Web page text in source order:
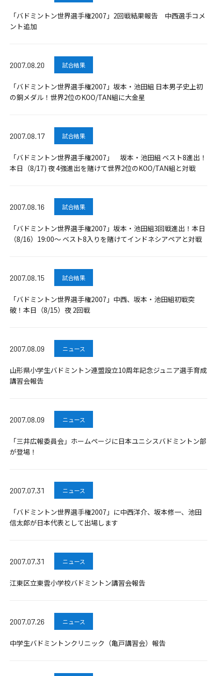
「バドミントン世界選手権2007」2回戦結果報告 中西選手コメ
ント追加
2007.08.20 試合結果
「バドミントン世界選手権2007」坂本・池田組 日本男子史上初
の銅メダル！世界2位のKOO/TAN組に大金星
2007.08.17 試合結果
「バドミントン世界選手権2007」 坂本・池田組 ベスト8進出！
本日（8/17) 夜 4強進出を賭けて世界2位のKOO/TAN組と対戦
2007.08.16 試合結果
「バドミントン世界選手権2007」坂本・池田組3回戦進出！本日
（8/16）19:00～ ベスト8入りを賭けてインドネシアペアと対戦
2007.08.15 試合結果
「バドミントン世界選手権2007」中西、坂本・池田組初戦突
破！本日（8/15）夜 2回戦
2007.08.09 ニュース
山形県小学生バドミントン連盟設立10周年記念ジュニア選手育成
講習会報告
2007.08.09 ニュース
「三井広報委員会」ホームページに日本ユニシスバドミントン部
が登場！
2007.07.31 ニュース
「バドミントン世界選手権2007」に中西洋介、坂本修一、池田
信太郎が日本代表として出場します
2007.07.31 ニュース
江東区立東雲小学校バドミントン講習会報告
2007.07.26 ニュース
中学生バドミントンクリニック（亀戸講習会）報告